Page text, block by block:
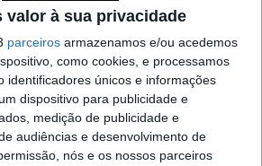
valor à sua privacidade
parceiros armazenamos e/ou acedemos
como cookies, e processamos
identificadores únicos e informações
dispositivo para publicidade e
medição de publicidade e
audiências e desenvolvimento de
nós e os nossos parceiros
e muito interessado em ter uma
para esse fim e estava
suaYamaha XV750 Virago Midnight
Tom.“Inclusive já tinha
peças e a fazer algumas
daí, pude perceber que ele queria
feito corretamente.”